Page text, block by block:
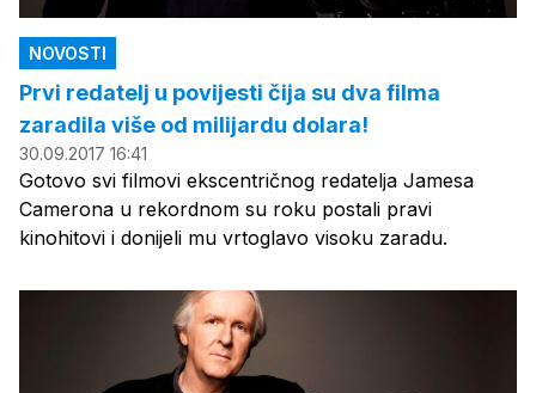
NOVOSTI
Prvi redatelj u povijesti čija su dva filma
zaradila više od milijardu dolara!
30.09.2017 16:41
Gotovo svi filmovi ekscentričnog redatelja Jamesa
Camerona u rekordnom su roku postali pravi
kinohitovi i donijeli mu vrtoglavo visoku zaradu.